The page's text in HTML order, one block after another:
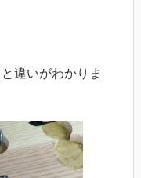
違いがわかりま